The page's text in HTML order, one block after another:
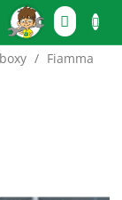
/ Fiamma